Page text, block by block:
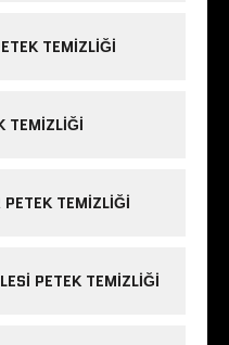
TEMIZLIĞI
TEMIZLIĞI
PETEK TEMIZLIĞI
PETEK TEMIZLIĞI